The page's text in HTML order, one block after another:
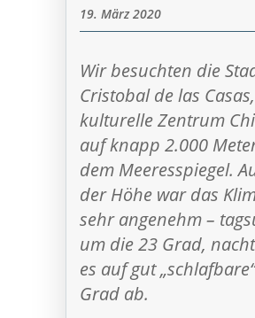
19. März 2020
Wir besuchten die
Cristobal de las
kulturelle Zentrum
auf knapp 2.000
dem Meeresspiegel.
der Höhe war das
sehr angenehm –
um die 23 Grad,
es auf gut
Grad ab.